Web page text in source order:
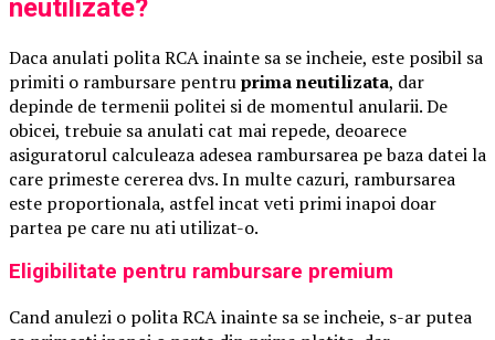
neutilizate?
Daca anulati polita RCA inainte sa se incheie, este posibil sa
primiti o rambursare pentruprima neutilizata, dar
depinde de termenii politei si de momentul anularii. De
obicei, trebuie sa anulati cat mai repede, deoarece
asiguratorul calculeaza adesea rambursarea pe baza datei la
care primeste cererea dvs. In multe cazuri, rambursarea
este proportionala, astfel incat veti primi inapoi doar
partea pe care nu ati utilizat-o.
Eligibilitate pentru rambursare premium
Cand anulezi o polita RCA inainte sa se incheie, s-ar putea